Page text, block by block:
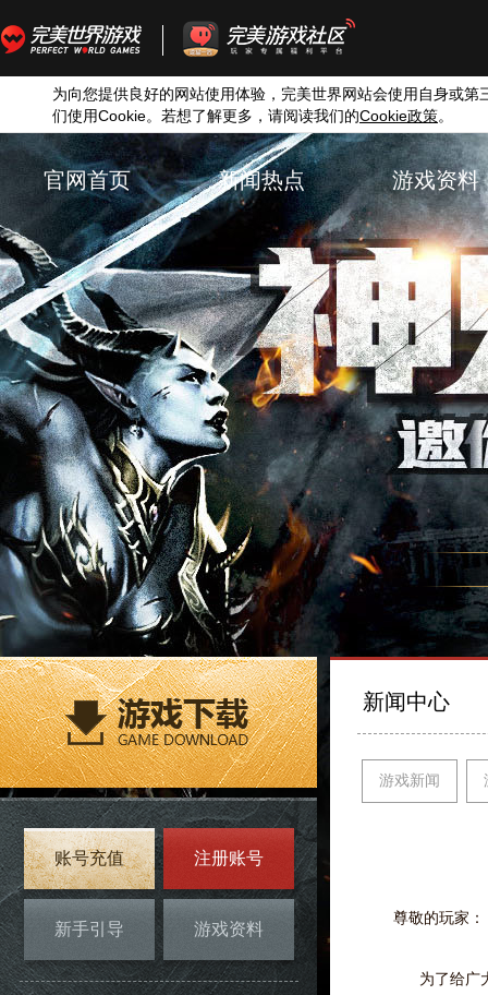
为向您提供良好的网站使用体验，完美世界网站会使用自身或第
们使用Cookie。若想了解更多，请阅读我们的Cookie政策。
官网首页 新闻热点 游戏资料
账号充值 注册账号
新手引导 游戏资料
新闻中心
游戏新闻
尊敬的玩家：
为了给广大